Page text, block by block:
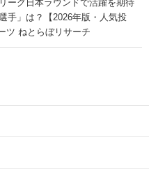
ーグ日本ラウンドで活躍を期待
手」は？【2026年版・人気投
ツ ねとらぼリサーチ